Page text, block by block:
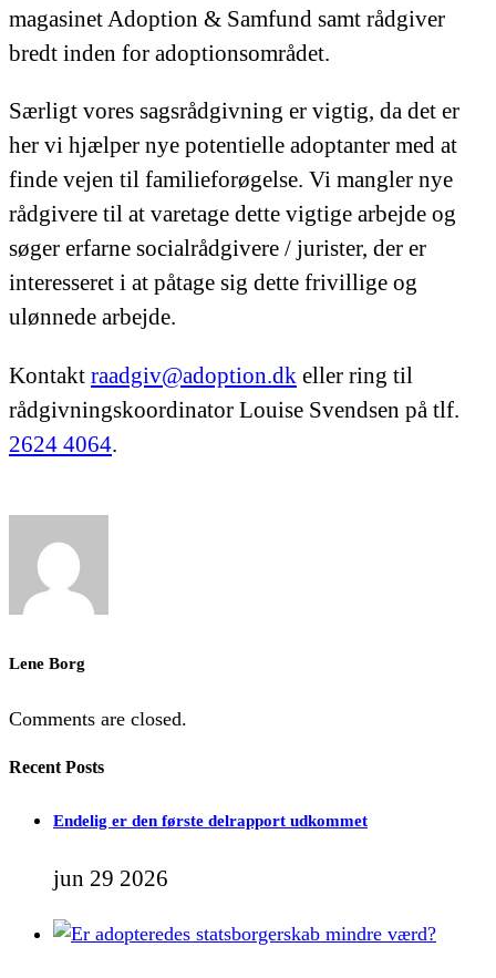
magasinet Adoption & Samfund samt rådgiver
bredt inden for adoptionsområdet.
Særligt vores sagsrådgivning er vigtig, da det er
her vi hjælper nye potentielle adoptanter med at
finde vejen til familieforøgelse. Vi mangler nye
rådgivere til at varetage dette vigtige arbejde og
søger erfarne socialrådgivere / jurister, der er
interesseret i at påtage sig dette frivillige og
ulønnede arbejde.
Kontakt raadgiv@adoption.dk eller ring til
rådgivningskoordinator Louise Svendsen på tlf.
2624 4064.
Lene Borg
Comments are closed.
Recent Posts
Endelig er den første delrapport udkommet
jun 29 2026